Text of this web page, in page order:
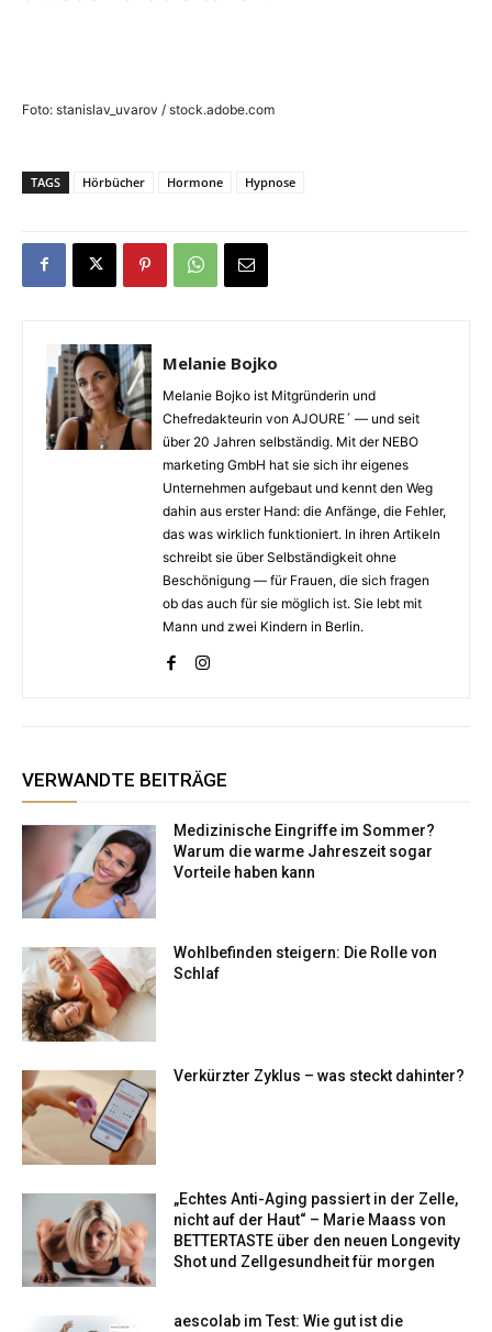
Foto: stanislav_uvarov / stock.adobe.com
TAGS Hörbücher Hormone Hypnose
Melanie Bojko
Melanie Bojko ist Mitgründerin und
Chefredakteurin von AJOURE´ — und seit
über 20 Jahren selbständig. Mit der NEBO
marketing GmbH hat sie sich ihr eigenes
Unternehmen aufgebaut und kennt den Weg
dahin aus erster Hand: die Anfänge, die Fehler,
das was wirklich funktioniert. In ihren Artikeln
schreibt sie über Selbständigkeit ohne
Beschönigung — für Frauen, die sich fragen
ob das auch für sie möglich ist. Sie lebt mit
Mann und zwei Kindern in Berlin.
VERWANDTE BEITRÄGE
Medizinische Eingriffe im Sommer?
Warum die warme Jahreszeit sogar
Vorteile haben kann
Wohlbefinden steigern: Die Rolle von
Schlaf
Verkürzter Zyklus – was steckt dahinter?
„Echtes Anti-Aging passiert in der Zelle,
nicht auf der Haut“ – Marie Maass von
BETTERTASTE über den neuen Longevity
Shot und Zellgesundheit für morgen
aescolab im Test: Wie gut ist die